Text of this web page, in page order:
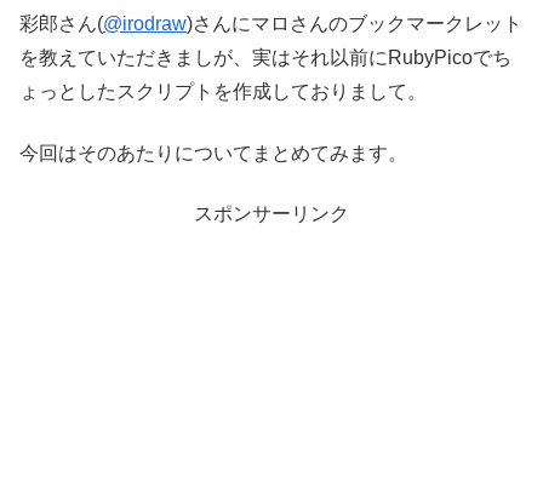
彩郎さん(@irodraw)さんにマロさんのブックマークレット
を教えていただきましが、実はそれ以前にRubyPicoでち
ょっとしたスクリプトを作成しておりまして。
今回はそのあたりについてまとめてみます。
スポンサーリンク